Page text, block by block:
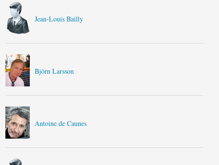
Jean-Louis Bailly
Björn Larsson
Antoine de Caunes